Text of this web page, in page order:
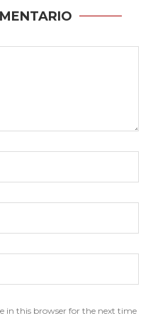
in this browser for the next time